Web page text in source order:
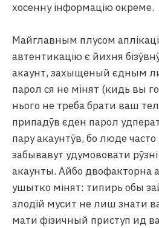
хосенну інформацію окреме.
Майглавным плусом
автентикацію є йихня
акаунт, захыщеный єдным
парол ся не мінят (кидь вы
нього не треба брати ваш
припадӯв єден парол
пару акаунтӯв, бо люде
забывавут удумововати
акаунты. Айбо двофакторна
ушытко мінят: типирь обы
злодїй мусит не лиш знати
мати фізичный приступ ид